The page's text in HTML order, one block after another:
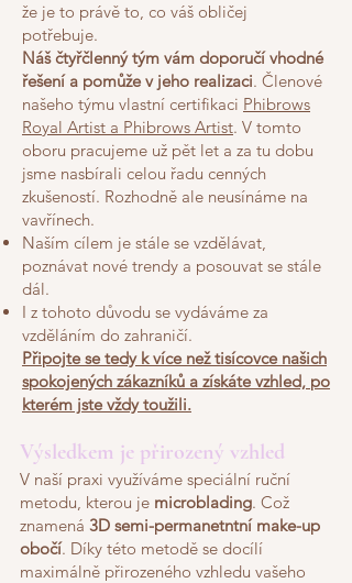
že je to právě to, co váš obličej
potřebuje.
Náš čtyřčlenný tým vám doporučí vhodné
řešení a pomůže v jeho realizaci. Členové
našeho týmu vlastní certifikaci Phibrows
Royal Artist a Phibrows Artist. V tomto
oboru pracujeme už pět let a za tu dobu
jsme nasbírali celou řadu cenných
zkušeností. Rozhodně ale neusínáme na
vavřínech.
Naším cílem je stále se vzdělávat,
poznávat nové trendy a posouvat se stále
dál.
I z tohoto důvodu se vydáváme za
vzděláním do zahraničí.
Připojte se tedy k více než tisícovce našich
spokojených zákazníků a získáte vzhled, po
kterém jste vždy toužili.
Výsledkem je přirozený vzhled
V naší praxi využíváme speciální ruční
metodu, kterou je microblading. Což
znamená 3D semi-permanetntní make-up
obočí. Díky této metodě se docílí
maximálně přirozeného vzhledu vašeho